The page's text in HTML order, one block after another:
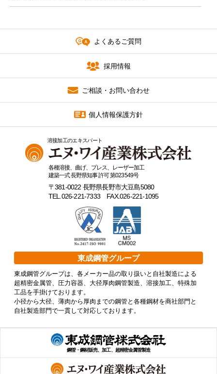
鉄鋼新聞（市況展望）: 当社岡部耕喜社長のインタビ
ュー記事が掲載されました。
日刊工業新聞にエヌ・ワイ産業及び東成GTEXのM&A
に関する記事が掲載されま……
2024年05月15日
日刊産業新聞に当社社長が東京鋼管会の会長に就任し
た記事が掲載されました。
鉄鋼新聞に当社の営業本部を新設 本社と地方3拠点
を統括の記事が掲載されました。
鉄鋼新聞（市況展望）: 当社岡部耕喜社長のインタビ
ュー記事が掲載されました。
2023年08月09日
日刊工業新聞に当社の記事が掲載されました。
« 前へ 1 2 3 次へ »
よくあるご質問
採用情報
ご相談・お問い合わせ
個人情報保護方針
溶接加工のエキスパート
各種溶接、曲げ、プレス、レーザー加工
建築一式 長野県知事 許可 第023549号
〒381-0022 長野県長野市大豆島5080
TEL.026-221-7333 FAX.026-221-1095
東成鋼管グループ
東成鋼管グループは、各メーカー品の取り扱いと自社製造による
超精密金属管、圧力容器、大径厚肉鋼管製造、溶接加工、特殊加
工品を手掛けております。
小径から大径、薄肉から厚肉までの鋼管と各種鋼材を商社部門と
自社製造部門で一貫して対応しております。
鋼管・鋼材販売、加工、超精密金属管製造
個人情報保護方針
サイトマップ